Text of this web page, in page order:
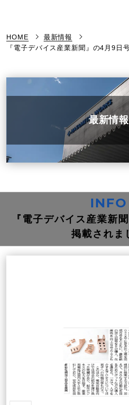
HOME
最新情報
『電子デバイス産業新聞』の4月9日
最新情報
INFO
『電子デバイス産業新
掲載されま